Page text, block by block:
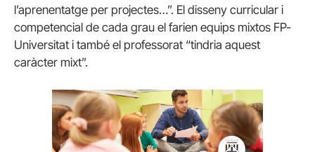
l’aprenentatge per projectes…”. El disseny curricular i
competencial de cada grau el farien equips mixtos FP-
Universitat i també el professorat “tindria aquest
caràcter mixt”.